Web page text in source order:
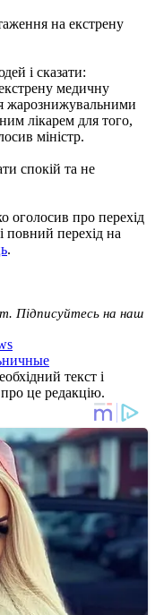
на екстрену
і сказати:
медичну
жарознижувальними
лікарем для того,
міністр.
спокій та не
оголосив про перехід
повний перехід на
.
Підписуйтесь на наш
текст і
це редакцію.